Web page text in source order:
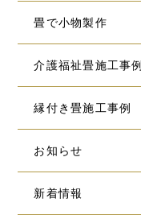
畳で小物製作
介護福祉畳施工事例
縁付き畳施工事例
お知らせ
新着情報